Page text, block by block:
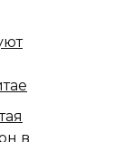
в